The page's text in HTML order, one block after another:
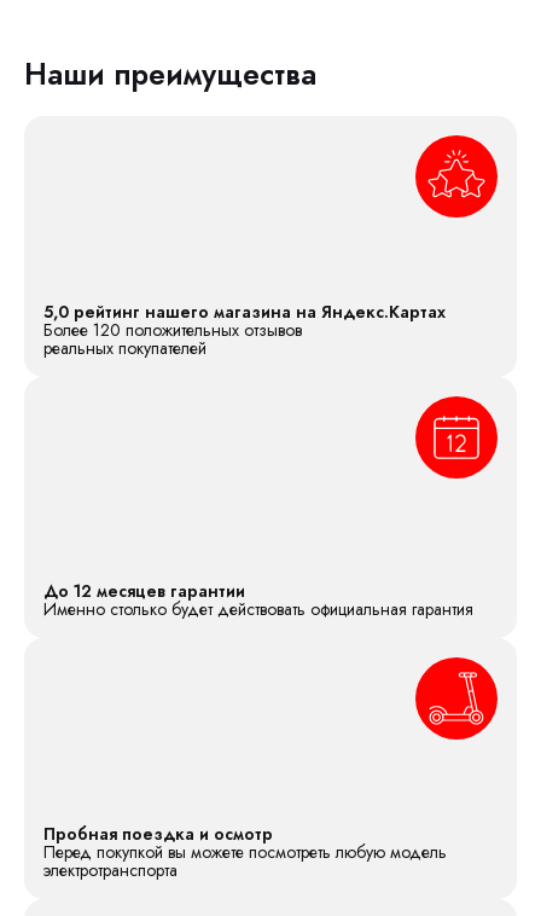
Наши преимущества
5,0 рейтинг нашего магазина на Яндекс.Картах
Более 120 положительных отзывов
реальных покупателей
До 12 месяцев гарантии
Именно столько будет действовать официальная гарантия
Пробная поездка и осмотр
Перед покупкой вы можете посмотреть любую модель
электротранспорта